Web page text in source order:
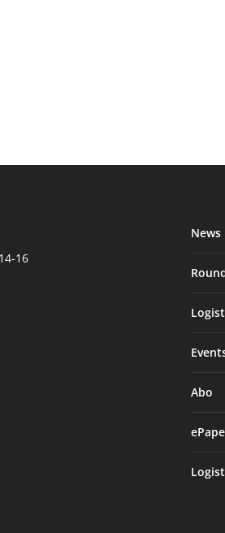
16
News
Abo